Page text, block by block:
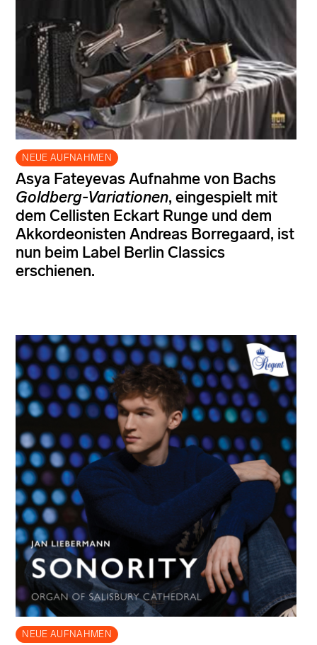
NEUE AUFNAHMEN
Asya Fateyevas Aufnahme von Bachs
Goldberg-Variationen, eingespielt mit
dem Cellisten Eckart Runge und dem
Akkordeonisten Andreas Borregaard, ist
nun beim Label Berlin Classics
erschienen.
NEUE AUFNAHMEN